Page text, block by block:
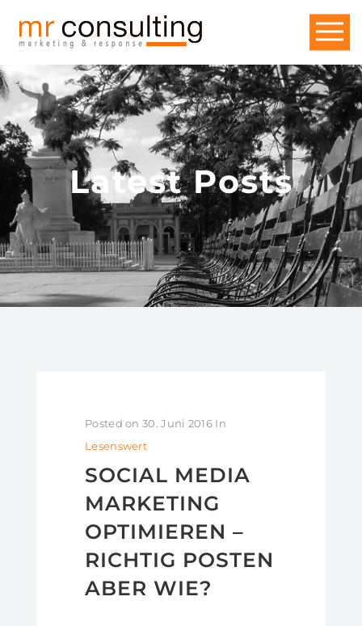
Latest Posts
Posted on 30. Juni 2016 In
Lesenswert
SOCIAL MEDIA
MARKETING
OPTIMIEREN –
RICHTIG POSTEN
ABER WIE?